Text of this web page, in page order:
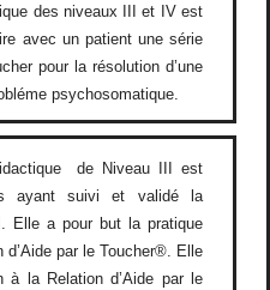
des niveaux III et IV est
avec un patient une série
pour la résolution d’une
psychosomatique.
de Niveau III est
ayant suivi et validé la
Elle a pour but la pratique
par le Toucher®. Elle
à la Relation d’Aide par le